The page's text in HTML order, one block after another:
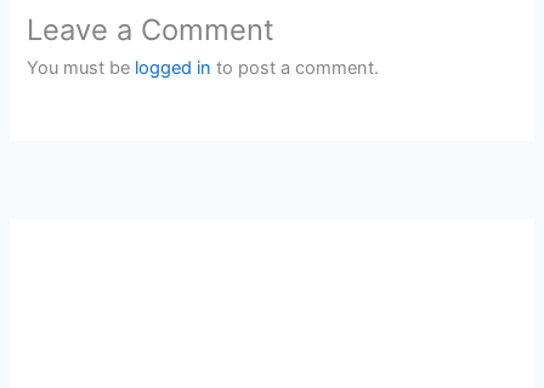
Leave a Comment
You must be logged in to post a comment.